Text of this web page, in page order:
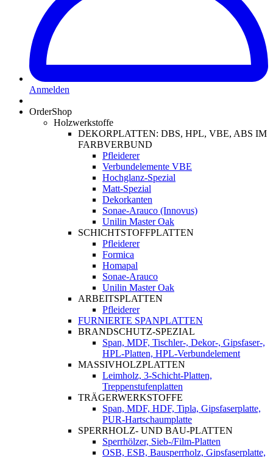
Anmelden
OrderShop
Holzwerkstoffe
DEKORPLATTEN: DBS, HPL, VBE, ABS IM
FARBVERBUND
Pfleiderer
Verbundelemente VBE
Hochglanz-Spezial
Matt-Spezial
Dekorkanten
Sonae-Arauco (Innovus)
Unilin Master Oak
SCHICHTSTOFFPLATTEN
Pfleiderer
Formica
Homapal
Sonae-Arauco
Unilin Master Oak
ARBEITSPLATTEN
Pfleiderer
FURNIERTE SPANPLATTEN
BRANDSCHUTZ-SPEZIAL
Span, MDF, Tischler-, Dekor-, Gipsfaser-,
HPL-Platten, HPL-Verbundelement
MASSIVHOLZPLATTEN
Leimholz, 3-Schicht-Platten,
Treppenstufenplatten
TRÄGERWERKSTOFFE
Span, MDF, HDF, Tipla, Gipsfaserplatte,
PUR-Hartschaumplatte
SPERRHOLZ- UND BAU-PLATTEN
Sperrhölzer, Sieb-/Film-Platten
OSB, ESB, Bausperrholz, Gipsfaserplatte,